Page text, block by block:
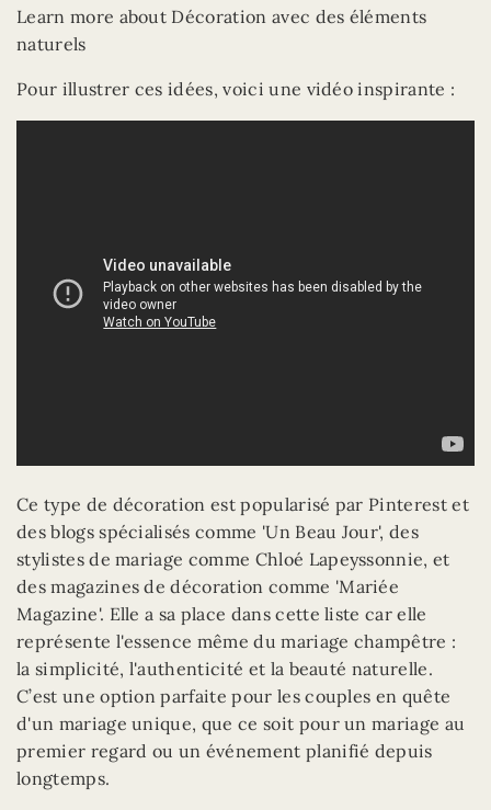
Learn more about Décoration avec des éléments
naturels
Pour illustrer ces idées, voici une vidéo inspirante :
Ce type de décoration est popularisé par Pinterest et
des blogs spécialisés comme 'Un Beau Jour', des
stylistes de mariage comme Chloé Lapeyssonnie, et
des magazines de décoration comme 'Mariée
Magazine'. Elle a sa place dans cette liste car elle
représente l'essence même du mariage champêtre :
la simplicité, l'authenticité et la beauté naturelle.
C’est une option parfaite pour les couples en quête
d'un mariage unique, que ce soit pour un mariage au
premier regard ou un événement planifié depuis
longtemps.